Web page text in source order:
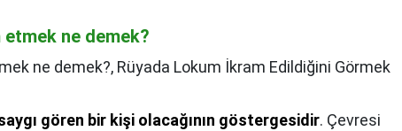
ne demek?
ne demek?, Rüyada Lokum İkram Edildiğini Görmek
gören bir kişi olacağının göstergesidir. Çevresi